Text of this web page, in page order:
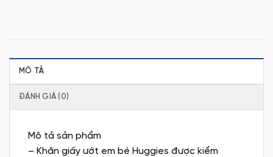
MÔ TẢ
ĐÁNH GIÁ (0)
Mô tả sản phẩm
– Khăn giấy ướt em bé Huggies được kiểm